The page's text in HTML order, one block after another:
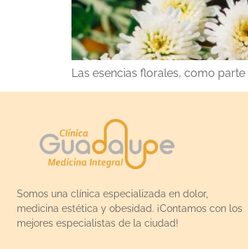
Las esencias florales, como
Somos una clínica especializada en dolor,
medicina estética y obesidad. ¡Contamos con los
mejores especialistas de la ciudad!